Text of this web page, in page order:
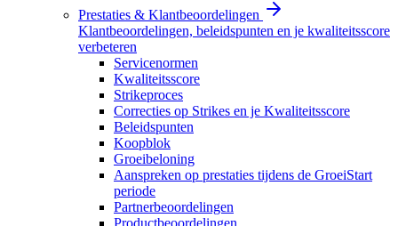
Prestaties & Klantbeoordelingen
Klantbeoordelingen, beleidspunten en je kwaliteitsscore
verbeteren
Servicenormen
Kwaliteitsscore
Strikeproces
Correcties op Strikes en je Kwaliteitsscore
Beleidspunten
Koopblok
Groeibeloning
Aanspreken op prestaties tijdens de GroeiStart
periode
Partnerbeoordelingen
Productbeoordelingen